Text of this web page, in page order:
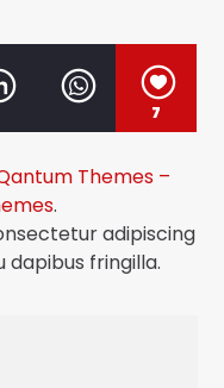
7
Themes –
.
adipiscing
dapibus fringilla.